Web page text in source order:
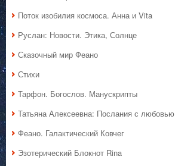
Поток изобилия космоса. Анна и Vita
Руслан: Новости. Этика, Солнце
Сказочный мир Феано
Стихи
Тарфон. Богослов. Манускрипты
Татьяна Алексеевна: Послания с любовью
Феано. Галактический Ковчег
Эзотерический Блокнот Rina